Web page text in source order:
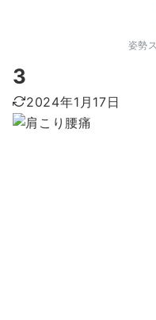
姿勢
3
2024年1月17日